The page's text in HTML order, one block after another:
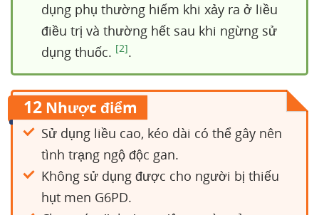
dụng phụ thường hiếm khi xảy ra ở liều
điều trị và thường hết sau khi ngừng sử
dụng thuốc. [2].
12 Nhược điểm
Sử dụng liều cao, kéo dài có thể gây nên
tình trạng ngộ độc gan.
Không sử dụng được cho người bị thiếu
hụt men G6PD.